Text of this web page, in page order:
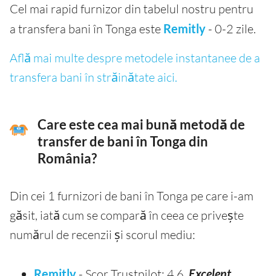
Cel mai rapid furnizor din tabelul nostru pentru
a transfera bani în Tonga este Remitly - 0-2 zile.
Află mai multe despre metodele instantanee de a
transfera bani în străinătate aici.
Care este cea mai bună metodă de
transfer de bani în Tonga din
România?
Din cei 1 furnizori de bani în Tonga pe care i-am
găsit, iată cum se compară în ceea ce privește
numărul de recenzii și scorul mediu: